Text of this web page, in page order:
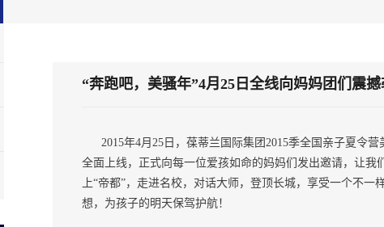
“奔跑吧，美骚年”4月25日全线向妈妈团们震撼
2015年4月25日，葆蒂兰国际集团2015季全国亲子夏令营
全面上线，正式向每一位爱孩如命的妈妈们发出邀请，让我
上“帝都”，走进名校，对话大师，登顶长城，享受一个不一
想，为孩子的明天保驾护航！